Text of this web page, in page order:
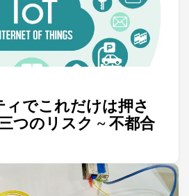
でこれだけは押さ
つのリスク ~ 不都合